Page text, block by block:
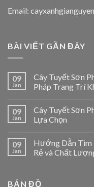
Email:
BÀI VIẾT GẦN ĐÂY
09
Jan
Cây Tuyết Sơn
Pháp Trang Trí
09
Jan
Cây Tuyết Sơn
Lựa Chọn
09
Jan
Hướng Dẫn Tìm
Rẻ và Chất
BẢN ĐỒ